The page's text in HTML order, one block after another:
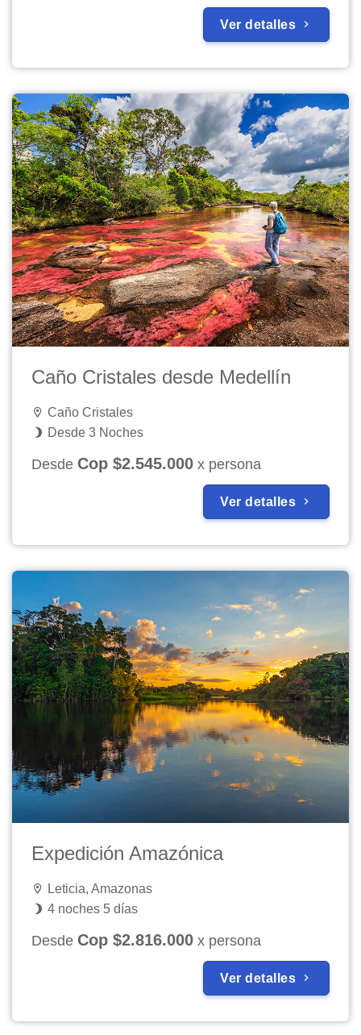
Ver detalles
Caño Cristales desde Medellín
Caño Cristales
Desde 3 Noches
Desde Cop $2.545.000 x persona
Ver detalles
Expedición Amazónica
Leticia, Amazonas
4 noches 5 días
Desde Cop $2.816.000 x persona
Ver detalles